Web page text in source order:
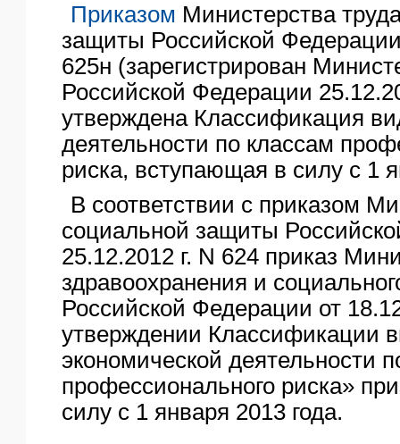
Приказом Министерства
защиты Российской Федерации
625н (зарегистрирован
Российской Федерации
утверждена Классификация
деятельности по классам
риска, вступающая в силу с 1
В соответствии с приказом
социальной защиты
25.12.2012 г. N 624 приказ
здравоохранения и
Российской Федерации от
утверждении Классификации
экономической деятельности
профессионального риска»
силу с 1 января 2013 года.